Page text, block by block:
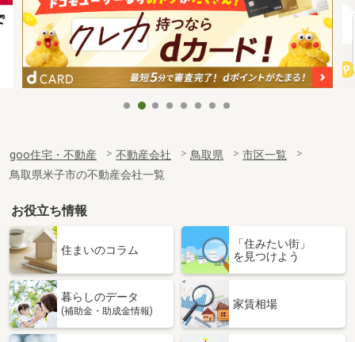
goo住宅・不動産 不動産会社 鳥取県
市区一覧
鳥取県米子市の不動産会社一覧
お役立ち情報
住まいのコラム
「住みたい街」
を見つけよう
暮らしのデータ
(補助金・助成金情報)
家賃相場